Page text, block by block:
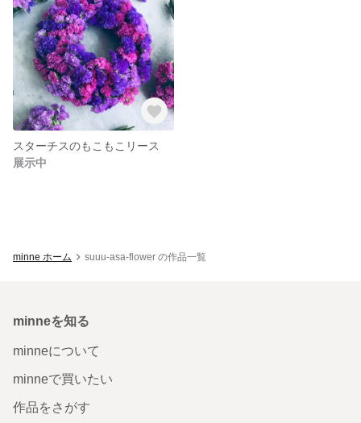
スターチスのもこもこリース
展示中
minne ホーム suuu-asa-flower の作品一覧
minneを知る
minneについて
minneで買いたい
作品をさがす